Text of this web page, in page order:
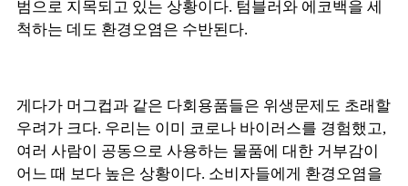
범으로 지목되고 있는 상황이다. 텀블러와 에코백을 세
척하는 데도 환경오염은 수반된다.
게다가 머그컵과 같은 다회용품들은 위생문제도 초래할
우려가 크다. 우리는 이미 코로나 바이러스를 경험했고,
여러 사람이 공동으로 사용하는 물품에 대한 거부감이
어느 때 보다 높은 상황이다. 소비자들에게 환경오염을